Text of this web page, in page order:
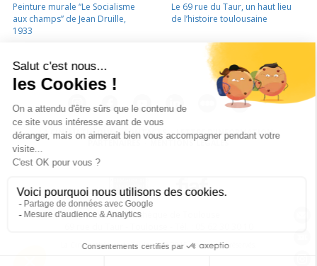
Peinture murale “Le Socialisme
aux champs” de Jean Druille,
1933
Le 69 rue du Taur, un haut lieu
de l’histoire toulousaine
LA CINÉMATHÈQUE · CONTACTS · LETTRE D'INFORMATION ·
PARTENAIRES · MENTIONS LÉGALES
La Cinémathèque de Toulouse
La Cinémathèque de Toulouse © 2015. Tous droits réservés.